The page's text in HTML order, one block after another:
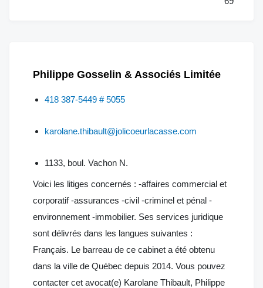
Philippe Gosselin & Associés Limitée
418 387-5449 # 5055
karolane.thibault@jolicoeurlacasse.com
1133, boul. Vachon N.
Voici les litiges concernés : -affaires commercial et
corporatif -assurances -civil -criminel et pénal -
environnement -immobilier. Ses services juridique
sont délivrés dans les langues suivantes :
Français. Le barreau de ce cabinet a été obtenu
dans la ville de Québec depuis 2014. Vous pouvez
contacter cet avocat(e) Karolane Thibault, Philippe